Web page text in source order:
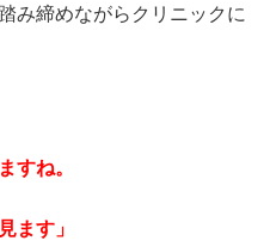
み締めながらクリニックに
すね。
ます」